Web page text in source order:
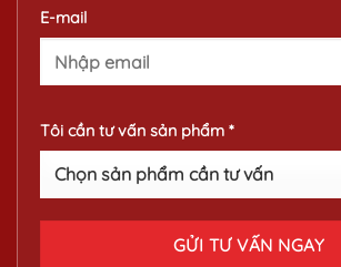
E-mail
Tôi cần tư vấn sản phẩm *